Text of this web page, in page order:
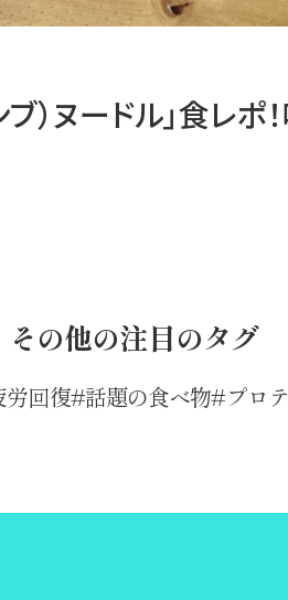
）ヌードル」食レポ
その他の注目のタグ
労回復 話題の食べ物 プロ